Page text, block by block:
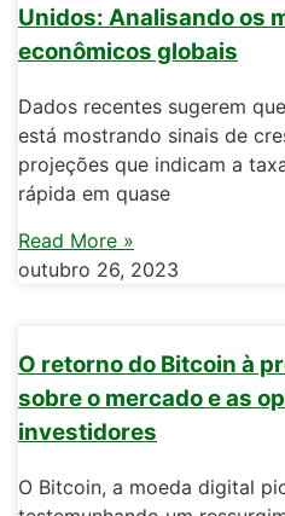
Unidos: Analisando os
econômicos globais
Dados recentes sugerem
está mostrando sinais de
projeções que indicam a
rápida em quase
Read More »
outubro 26, 2023
O retorno do Bitcoin à
sobre o mercado e as
investidores
O Bitcoin, a moeda digital